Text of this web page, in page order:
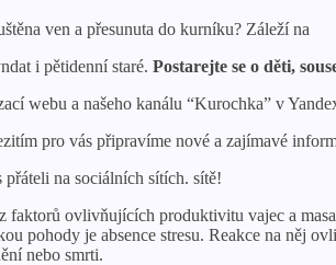
ven a přesunuta do kurníku? Záleží na
i pětidenní staré. Postarejte se o děti,
webu a našeho kanálu “Kurochka” v
pro vás připravíme nové a zajímavé
na sociálních sítích. sítě!
faktorů ovlivňujících produktivitu vajec a
pohody je absence stresu. Reakce na něj
nebo smrti.